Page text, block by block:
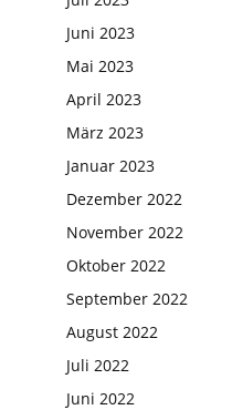
Juni 2023
Mai 2023
April 2023
März 2023
Januar 2023
Dezember 2022
November 2022
Oktober 2022
September 2022
August 2022
Juli 2022
Juni 2022